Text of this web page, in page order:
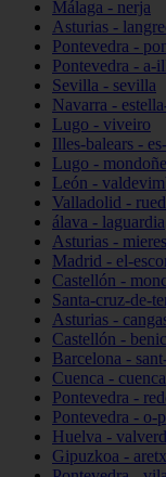
Málaga - nerja
Asturias -
Pontevedra -
Pontevedra - a-
Sevilla - sevilla
Navarra -
Lugo - viveiro
Illes-balears -
Lugo -
León -
Valladolid -
álava - laguardia
Asturias - mieres
Madrid - el-
Castellón -
Santa-cruz-de-
Asturias -
Castellón -
Barcelona -
Cuenca - cuenca
Pontevedra -
Pontevedra - o-
Huelva -
Gipuzkoa -